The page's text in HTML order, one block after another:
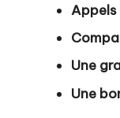
Appels
Une
Une